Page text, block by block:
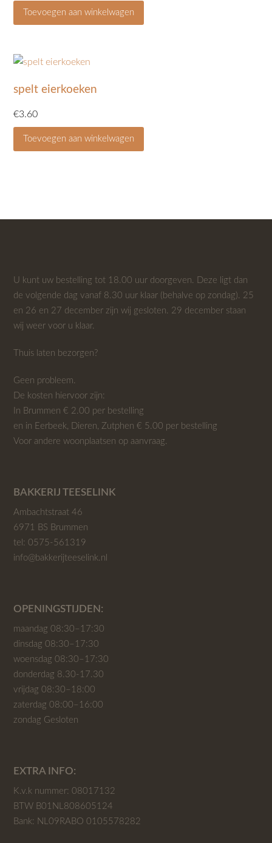
Toevoegen aan winkelwagen
spelt eierkoeken
€3.60
Toevoegen aan winkelwagen
U kunt uw bestelling tot 18.00 uur doorgeven. Deze ligt dan
de volgende dag vanaf 8.30 uur klaar (behalve op zondag). 25
en 26 en 27 december zijn wij gesloten. 29 december staan
wij weer voor u klaar.
Thuis laten bezorgen?
Geen probleem.
De kosten hiervoor zijn:
In Brummen € 2.00 per bestelling
en in Eerbeek, Dieren, Zutphen € 5.00 per bestelling
Voor andere woonplaatsen op aanvraag.
BAKKERIJ TEESELINK
Ambachtstraat 46
6971 BS Brummen
tel:0575-561319
info@bakkerijteeselink.nl
OPENINGSTIJDEN:
maandag 08:30–17:30
dinsdag 08:30–17:30
woensdag 08:30–17:30
donderdag 8.30-17.30
vrijdag 08:30–18:00
zaterdag 08:00–16:00
zondag Gesloten
EXTRA INFO:
K.v.k nummer: 08017132
BTW B01NL808605124
Bank: NL09RABO 0105578282